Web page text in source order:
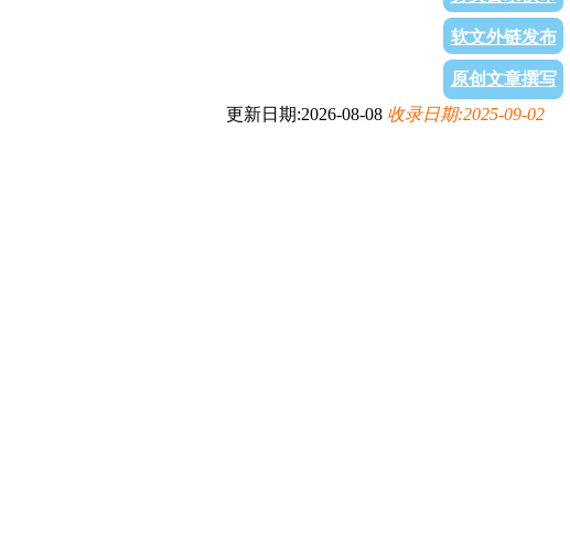
软文外链发布
原创文章撰写
更新日期:2026-08-08 收录日期:2025-09-02